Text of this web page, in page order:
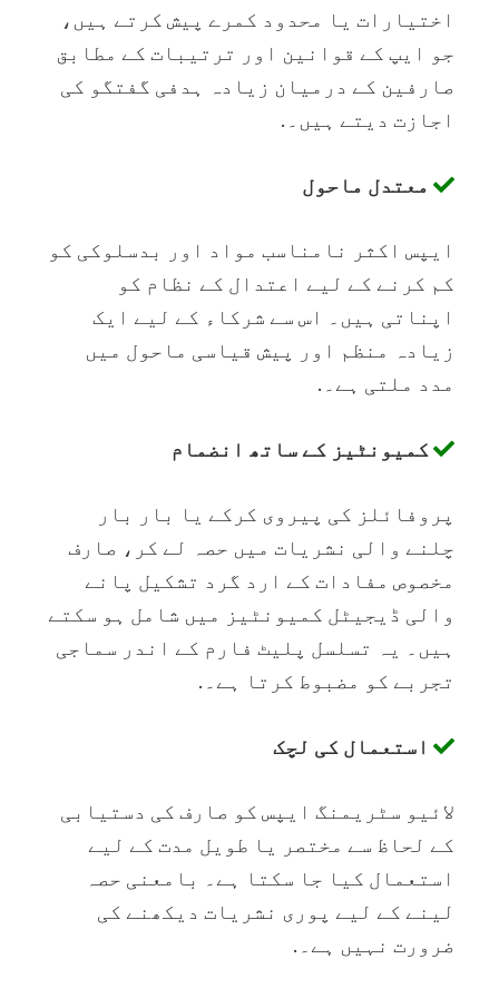
اختیارات یا محدود کمرے پیش کرتے ہیں،
جو ایپ کے قوانین اور ترتیبات کے مطابق
صارفین کے درمیان زیادہ ہدفی گفتگو کی
اجازت دیتے ہیں۔.
معتدل ماحول
ایپس اکثر نامناسب مواد اور بدسلوکی کو
کم کرنے کے لیے اعتدال کے نظام کو
اپناتی ہیں۔ اس سے شرکاء کے لیے ایک
زیادہ منظم اور پیش قیاسی ماحول میں
مدد ملتی ہے۔.
کمیونٹیز کے ساتھ انضمام
پروفائلز کی پیروی کرکے یا بار بار
چلنے والی نشریات میں حصہ لے کر، صارف
مخصوص مفادات کے ارد گرد تشکیل پانے
والی ڈیجیٹل کمیونٹیز میں شامل ہو سکتے
ہیں۔ یہ تسلسل پلیٹ فارم کے اندر سماجی
تجربے کو مضبوط کرتا ہے۔.
استعمال کی لچک
لائیو سٹریمنگ ایپس کو صارف کی دستیابی
کے لحاظ سے مختصر یا طویل مدت کے لیے
استعمال کیا جا سکتا ہے۔ بامعنی حصہ
لینے کے لیے پوری نشریات دیکھنے کی
ضرورت نہیں ہے۔.